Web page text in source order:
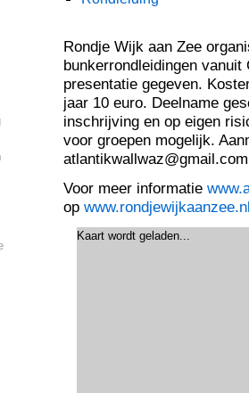
Rondje Wijk aan Zee
bunkerrondleidingen
presentatie gegeven.
jaar 10 euro. Deelname
inschrijving en op eigen
voor groepen mogelijk.
atlantikwallwaz@gmail.com
Voor meer informatie
op
Kaart wordt geladen...